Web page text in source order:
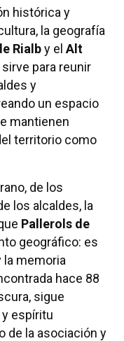
histórica y
la geografía
Rialby el Alt
para reunir
y
un espacio
mantienen
territorio como
de los
los alcaldes, la
Pallerols de
geográfico: es
la memoria
hace 88
sigue
espíritu
de la asociación y